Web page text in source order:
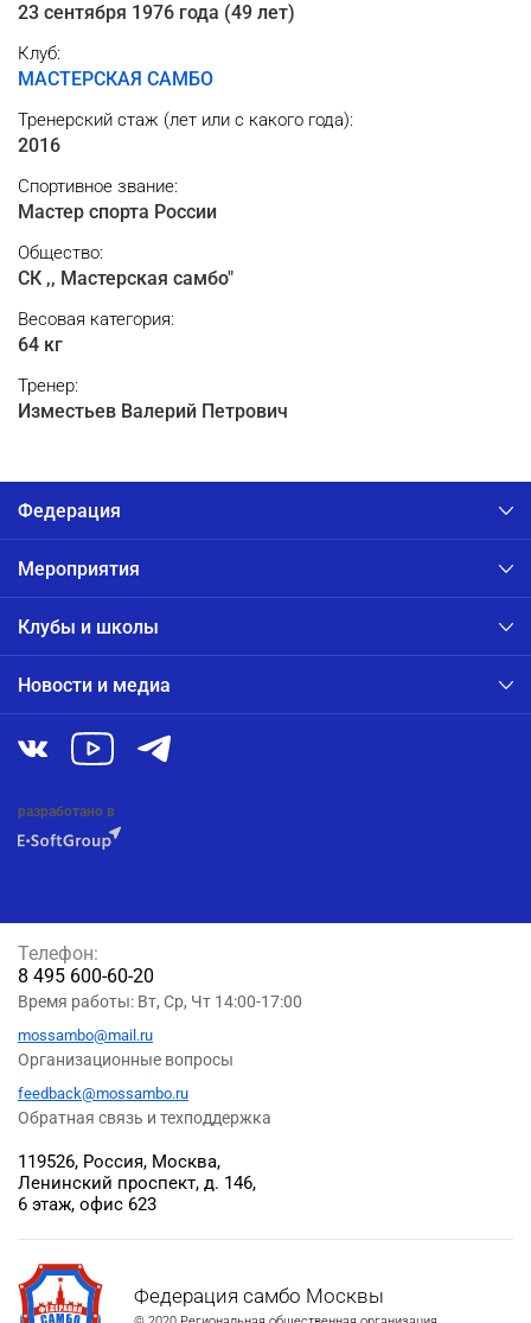
23 сентября 1976 года (49 лет)
Клуб:
МАСТЕРСКАЯ САМБО
Тренерский cтаж (лет или с какого года):
2016
Спортивное звание:
Мастер спорта России
Общество:
СК ,, Мастерская самбо"
Весовая категория:
64 кг
Тренер:
Изместьев Валерий Петрович
Федерация
Мероприятия
Клубы и школы
Новости и медиа
разработано в
Федерация самбо Москвы
119526, Россия, Москва,
Ленинский проспект, д. 146,
6 этаж, офис 623
Телефон:
8 495 600-60-20
Время работы: Вт, Ср, Чт 14:00-17:00
mossambo@mail.ru
Организационные вопросы
feedback@mossambo.ru
Обратная связь и техподдержка